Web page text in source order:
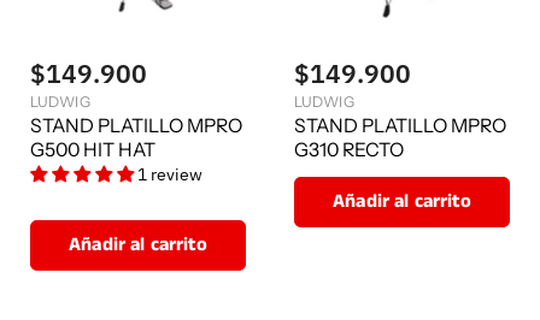
$149.900
LUDWIG
STAND PLATILLO MPRO
G500 HIT HAT
1 review
Añadir al carrito
$149.900
LUDWIG
STAND PLATILLO MPRO
G310 RECTO
Añadir al carrito